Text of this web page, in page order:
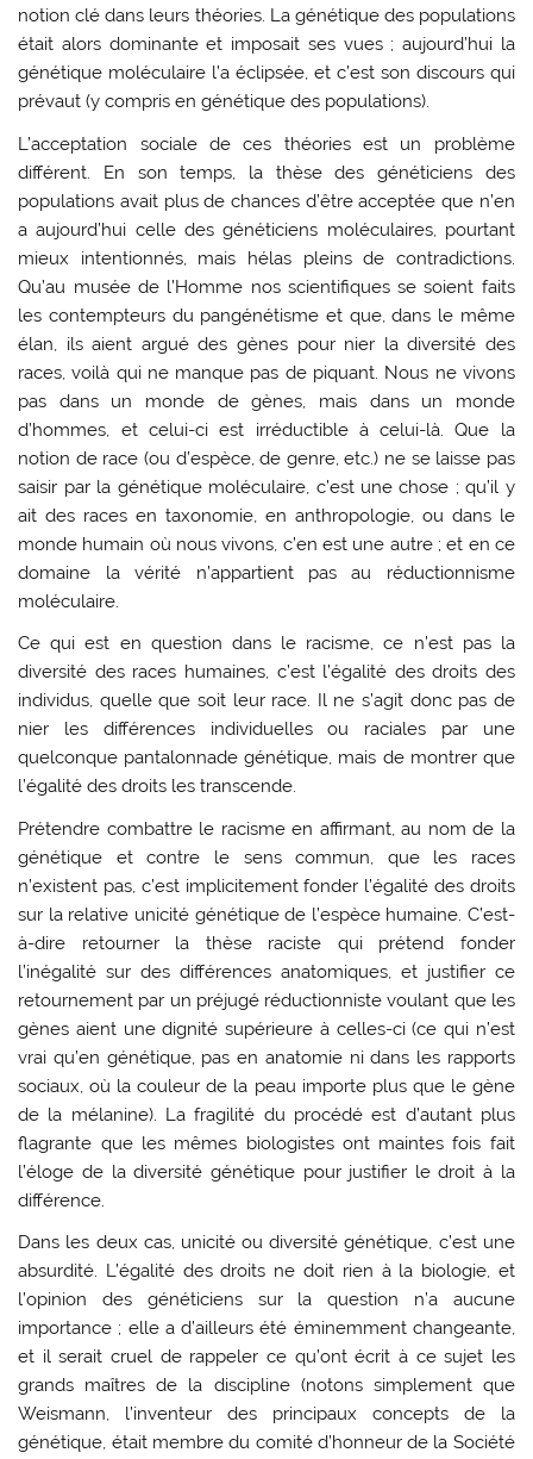
notion clé dans leurs théories. La génétique des populations
était alors dominante et imposait ses vues ; aujourd’hui la
génétique moléculaire l’a éclipsée, et c’est son discours qui
prévaut (y compris en génétique des populations).
L’acceptation sociale de ces théories est un problème
différent. En son temps, la thèse des généticiens des
populations avait plus de chances d’être acceptée que n’en
a aujourd’hui celle des généticiens moléculaires, pourtant
mieux intentionnés, mais hélas pleins de contradictions.
Qu’au musée de l’Homme nos scientifiques se soient faits
les contempteurs du pangénétisme et que, dans le même
élan, ils aient argué des gènes pour nier la diversité des
races, voilà qui ne manque pas de piquant. Nous ne vivons
pas dans un monde de gènes, mais dans un monde
d’hommes, et celui-ci est irréductible à celui-là. Que la
notion de race (ou d’espèce, de genre, etc.) ne se laisse pas
saisir par la génétique moléculaire, c’est une chose ; qu’il y
ait des races en taxonomie, en anthropologie, ou dans le
monde humain où nous vivons, c’en est une autre ; et en ce
domaine la vérité n’appartient pas au réductionnisme
moléculaire.
Ce qui est en question dans le racisme, ce n’est pas la
diversité des races humaines, c’est l’égalité des droits des
individus, quelle que soit leur race. Il ne s’agit donc pas de
nier les différences individuelles ou raciales par une
quelconque pantalonnade génétique, mais de montrer que
l’égalité des droits les transcende.
Prétendre combattre le racisme en affirmant, au nom de la
génétique et contre le sens commun, que les races
n’existent pas, c’est implicitement fonder l’égalité des droits
sur la relative unicité génétique de l’espèce humaine. C’est-
à-dire retourner la thèse raciste qui prétend fonder
l’inégalité sur des différences anatomiques, et justifier ce
retournement par un préjugé réductionniste voulant que les
gènes aient une dignité supérieure à celles-ci (ce qui n’est
vrai qu’en génétique, pas en anatomie ni dans les rapports
sociaux, où la couleur de la peau importe plus que le gène
de la mélanine). La fragilité du procédé est d’autant plus
flagrante que les mêmes biologistes ont maintes fois fait
l’éloge de la diversité génétique pour justifier le droit à la
différence.
Dans les deux cas, unicité ou diversité génétique, c’est une
absurdité. L’égalité des droits ne doit rien à la biologie, et
l’opinion des généticiens sur la question n’a aucune
importance ; elle a d’ailleurs été éminemment changeante,
et il serait cruel de rappeler ce qu’ont écrit à ce sujet les
grands maîtres de la discipline (notons simplement que
Weismann, l’inventeur des principaux concepts de la
génétique, était membre du comité d’honneur de la Société